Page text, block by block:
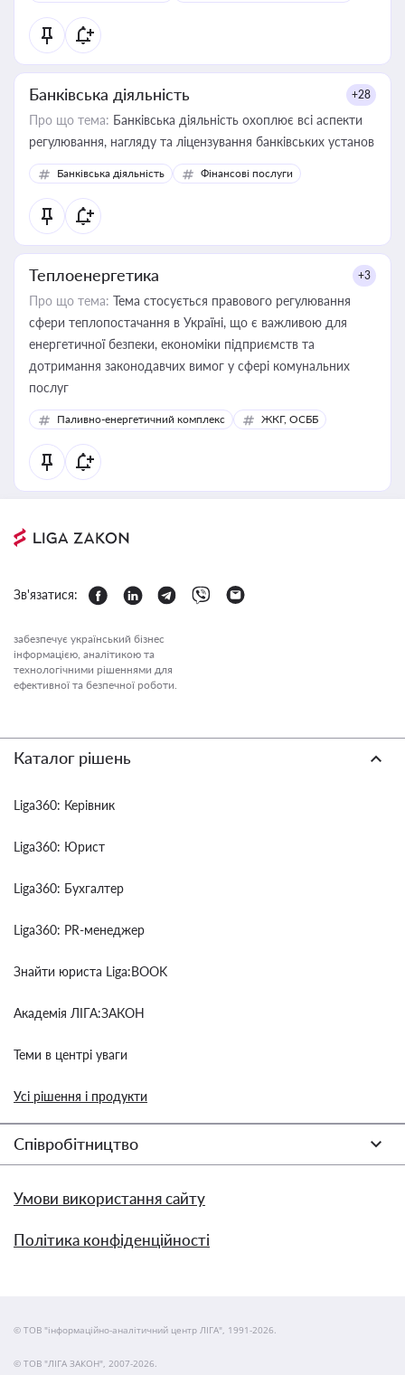
Банківська діяльність +28
Про що тема: Банківська діяльність охоплює всі аспекти
регулювання, нагляду та ліцензування банківських установ
Банківська діяльність Фінансові послуги
Теплоенергетика +3
Про що тема: Тема стосується правового регулювання
сфери теплопостачання в Україні, що є важливою для
енергетичної безпеки, економіки підприємств та
дотримання законодавчих вимог у сфері комунальних
послуг
Паливно-енергетичний комплекс ЖКГ, ОСББ
Зв'язатися:
забезпечує український бізнес
інформацією, аналітикою та
технологічними рішеннями для
ефективної та безпечної роботи.
Каталог рішень
Liga360: Керівник
Liga360: Юрист
Liga360: Бухгалтер
Liga360: PR-менеджер
Знайти юриста Liga:BOOK
Академія ЛІГА:ЗАКОН
Теми в центрі уваги
Усі рішення і продукти
Співробітництво
Умови використання сайту
Політика конфіденційності
© ТОВ "інформаційно-аналітичний центр ЛІГА", 1991-2026.
© ТОВ "ЛІГА ЗАКОН", 2007-2026.